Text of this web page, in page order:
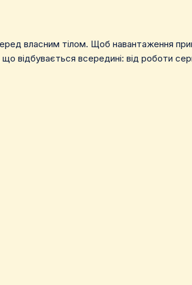
власним тілом. Щоб навантаження
відбувається всередині: від роботи